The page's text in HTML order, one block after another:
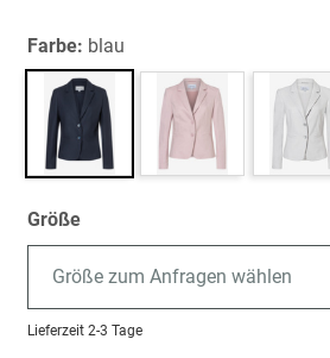
Farbe: blau
Größe
Größe zum Anfragen wählen
Lieferzeit 2-3 Tage